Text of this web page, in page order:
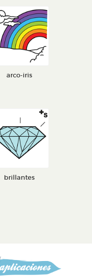
arco-iris
brillantes